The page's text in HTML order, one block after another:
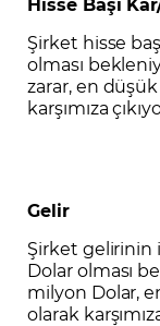
Şirket hisse
olması
zarar, en
karşımıza
Gelir
Şirket gelirinin
Dolar olması
milyon Dolar,
olarak